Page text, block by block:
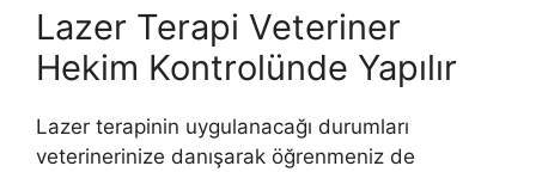
Lazer Terapi Veteriner
Hekim Kontrolünde Yapılır
Lazer terapinin uygulanacağı durumları
veterinerinize danışarak öğrenmeniz de